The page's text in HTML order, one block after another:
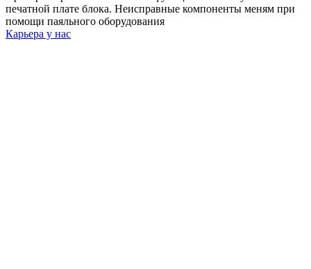
печатной плате блока. Неисправные компоненты меням при
помощи паяльного оборудования
Карьера у нас